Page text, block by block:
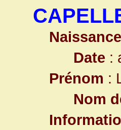
Naissance
Date :
Prénom :
Nom